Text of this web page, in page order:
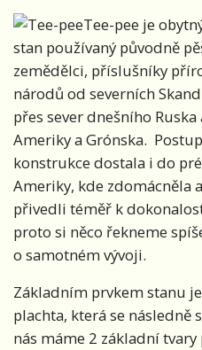
Tee-pee je
stan používaný původně
zemědělci, příslušníky
národů od severních
přes sever dnešního Ruska
Ameriky a Grónska.
konstrukce dostala i do
Ameriky, kde zdomácněla
přivedli téměř k
proto si něco řekneme
o samotném vývoji.
Základním prvkem stanu
plachta, která se následně
nás máme 2 základní tvary